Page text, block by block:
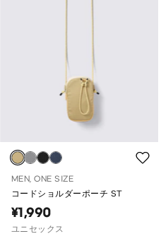
MEN, ONE SIZE
コードショルダーポーチ ST
¥1,990
ユニセックス